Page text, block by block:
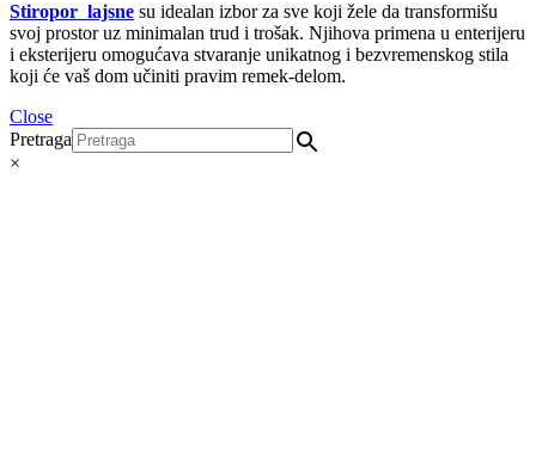
Stiropor lajsne su idealan izbor za sve koji žele da transformišu
svoj prostor uz minimalan trud i trošak. Njihova primena u enterijeru
i eksterijeru omogućava stvaranje unikatnog i bezvremenskog stila
koji će vaš dom učiniti pravim remek-delom.
Close
Pretraga
×